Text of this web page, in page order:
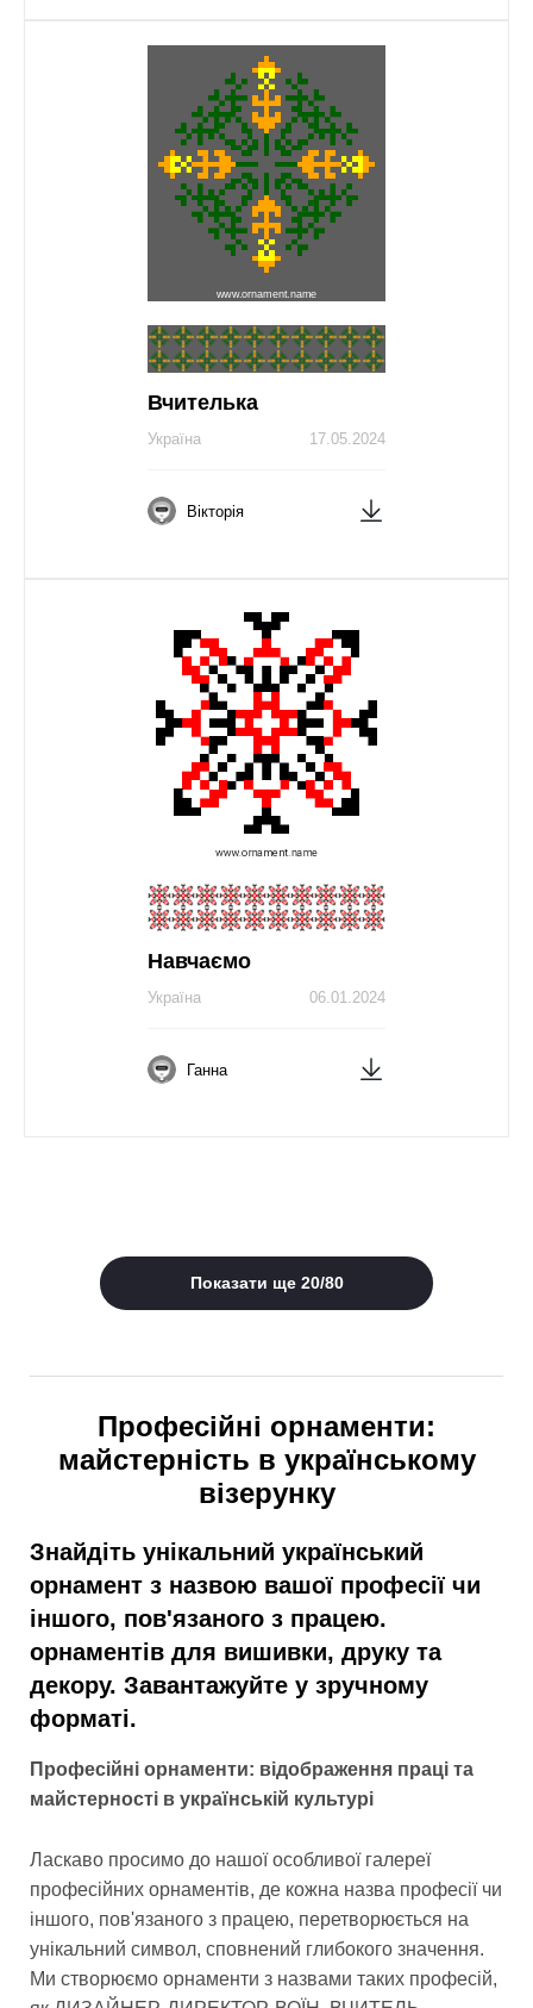
Вчителька
17.05.2024
Україна
Вікторія
Навчаємо
06.01.2024
Україна
Ганна
Показати ще 20/80
Професійні орнаменти:
майстерність в українському
візерунку
Знайдіть унікальний український
орнамент з назвою вашої професії чи
іншого, пов'язаного з працею.
орнаментів для вишивки, друку та
декору. Завантажуйте у зручному
форматі.
Професійні орнаменти: відображення праці та
майстерності в українській культурі
Ласкаво просимо до нашої особливої галереї
професійних орнаментів, де кожна назва професії чи
іншого, пов'язаного з працею, перетворюється на
унікальний символ, сповнений глибокого значення.
Ми створюємо орнаменти з назвами таких професій,